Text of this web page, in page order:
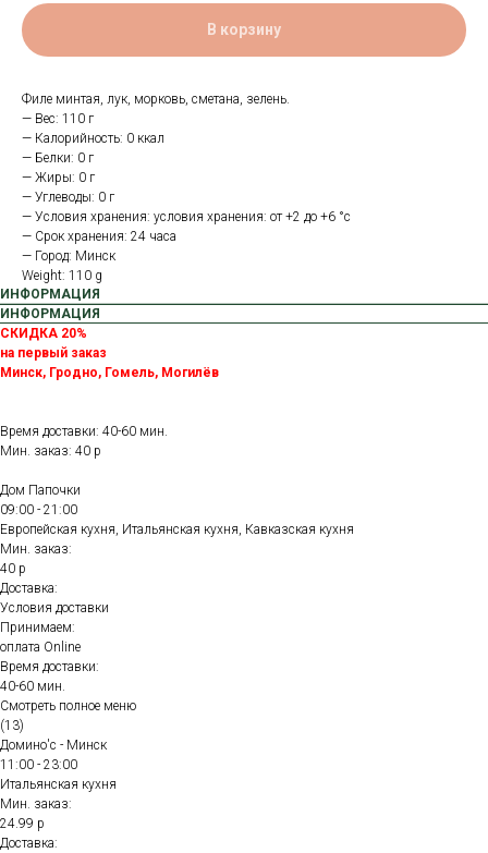
В корзину
Филе минтая, лук, морковь, сметана, зелень.
— Вес: 110 г
— Калорийность: 0 ккал
— Белки: 0 г
— Жиры: 0 г
— Углеводы: 0 г
— Условия хранения: условия хранения: от +2 до +6 °с
— Срок хранения: 24 часа
— Город: Минск
Weight: 110 g
ИНФОРМАЦИЯ
ИНФОРМАЦИЯ
СКИДКА 20%
на первый заказ
Минск, Гродно, Гомель, Могилёв
Время доставки: 40-60 мин.
Мин. заказ: 40 р
Дом Папочки
09:00 - 21:00
Европейская кухня, Итальянская кухня, Кавказская кухня
Мин. заказ:
40 р
Доставка:
Условия доставки
Принимаем:
оплата Online
Время доставки:
40-60 мин.
Смотреть полное меню
(13)
Домино'с - Минск
11:00 - 23:00
Итальянская кухня
Мин. заказ:
24.99 р
Доставка: